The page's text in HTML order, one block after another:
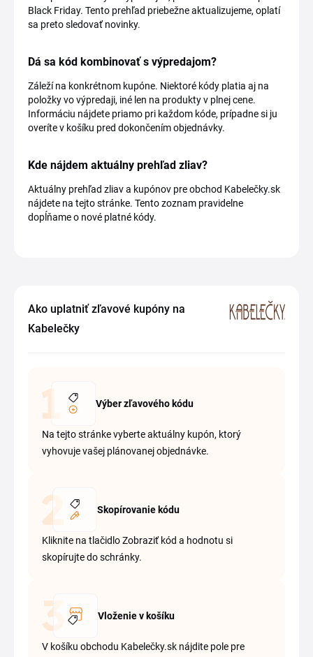
Black Friday. Tento prehľad priebežne aktualizujeme, oplatí
sa preto sledovať novinky.
Dá sa kód kombinovať s výpredajom?
Záleží na konkrétnom kupóne. Niektoré kódy platia aj na
položky vo výpredaji, iné len na produkty v plnej cene.
Informáciu nájdete priamo pri každom kóde, prípadne si ju
overíte v košíku pred dokončením objednávky.
Kde nájdem aktuálny prehľad zliav?
Aktuálny prehľad zliav a kupónov pre obchod Kabelečky.sk
nájdete na tejto stránke. Tento zoznam pravidelne
dopĺňame o nové platné kódy.
Ako uplatniť zľavové kupóny na
Kabelečky
Výber zľavového kódu
Na tejto stránke vyberte aktuálny kupón, ktorý
vyhovuje vašej plánovanej objednávke.
Skopírovanie kódu
Kliknite na tlačidlo Zobraziť kód a hodnotu si
skopírujte do schránky.
Vloženie v košíku
V košíku obchodu Kabelečky.sk nájdite pole pre